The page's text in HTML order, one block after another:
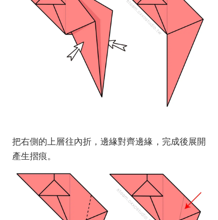
把右側的上層往內折，邊緣對齊邊緣，完成後展開
產生摺痕。